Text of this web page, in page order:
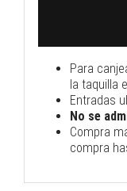
Para
la taquilla
Entradas
No se
Compra
compra